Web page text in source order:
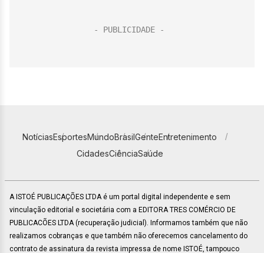
NotíciasEsportesMundoBrasilGenteEntretenimento
CidadesCiênciaSaúde
A ISTOÉ PUBLICAÇÕES LTDA é um portal digital independente e sem
vinculação editorial e societária com a EDITORA TRES COMÉRCIO DE
PUBLICACÕES LTDA (recuperação judicial). Informamos também que não
realizamos cobranças e que também não oferecemos cancelamento do
contrato de assinatura da revista impressa de nome ISTOÉ, tampouco